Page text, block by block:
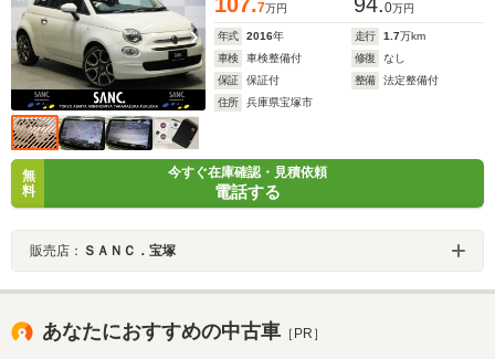
7万円 0万円
年式 2016年 走行 1.7万km
車検
車検整備付 修復
なし
保証
保証付 整備
法定整備付
住所
兵庫県宝塚市
無
料
今すぐ在庫確認・見積依頼
電話する
販売店： ＳＡＮＣ．宝塚
あなたにおすすめの中古車 ［PR］